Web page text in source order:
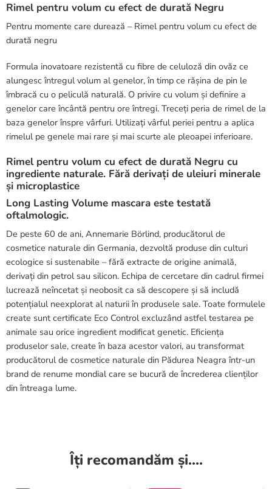
Rimel pentru volum cu efect de durată Negru
Pentru momente care durează – Rimel pentru volum cu efect de
durată negru
Formula inovatoare rezistentă cu fibre de celuloză din ovăz ce
alungesc întregul volum al genelor, în timp ce rășina de pin le
îmbracă cu o peliculă naturală. O privire cu volum și definire a
genelor care încântă pentru ore întregi. Treceți peria de rimel de la
baza genelor înspre vârfuri. Utilizați vârful periei pentru a aplica
rimelul pe genele mai rare și mai scurte ale pleoapei inferioare.
Rimel pentru volum cu efect de durată Negru cu
ingrediente naturale. Fără derivați de uleiuri minerale
și microplastice
Long Lasting Volume mascara este testată
oftalmologic.
De peste 60 de ani, Annemarie Börlind, producătorul de
cosmetice naturale din Germania, dezvoltă produse din culturi
ecologice si sustenabile – fără extracte de origine animală,
derivați din petrol sau silicon. Echipa de cercetare din cadrul firmei
lucrează neîncetat și neobosit ca să descopere și să includă
potențialul neexplorat al naturii în produsele sale. Toate formulele
create sunt certificate Eco Control excluzând astfel testarea pe
animale sau orice ingredient modificat genetic. Eficiența
produselor sale, create în baza acestor valori, au transformat
producătorul de cosmetice naturale din Pădurea Neagra într-un
brand de renume mondial care se bucură de încrederea clienților
din întreaga lume.
Îți recomandăm și....